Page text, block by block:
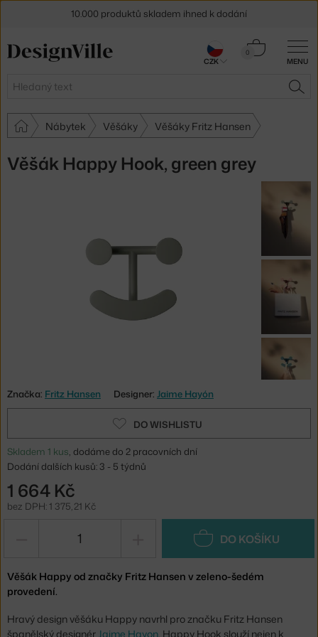
MENU
Hledat
0
Košík
Nábytek Věšáky Věšáky Fritz Hansen
Věšák Happy Hook, green grey
Značka: Fritz Hansen Designer: Jaime Hayón
DO WISHLISTU
Skladem 1 kus, dodáme do 2 pracovních dní
Dodání dalších kusů: 3 - 5 týdnů
1 664 Kč
bez DPH: 1 375,21 Kč
DO KOŠÍKU
Věšák Happy od značky Fritz Hansen v zeleno-šedém
provedení.
Hravý design věšáku Happy navrhl pro značku Fritz Hansen
španělský designérJaime Hayon. Happy Hook slouží nejen k
10.000 produktů skladem ihned k dodání
Sleva 5 % pro odběratele
CZK